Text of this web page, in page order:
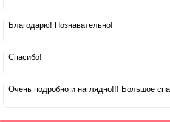
Благодарю! Познавательно!
Спасибо!
Очень подробно и наглядно!!! Большое